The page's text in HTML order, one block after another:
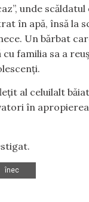
unde
în apă, însă la
Un bărbat
familia sa a
al celuilalt
în
înec